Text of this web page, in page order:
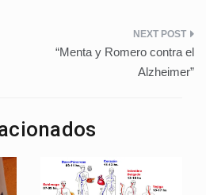
“Menta y Romero contra el
Alzheimer”